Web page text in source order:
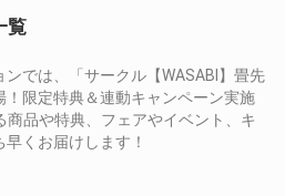
覧
では、「サークル【WASABI】畳先
限定特典＆連動キャンペーン実施
商品や特典、フェアやイベント、キ
くお届けします！